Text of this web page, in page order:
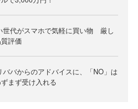
世代がスマホで気軽に買い物 厳し
評価
ババからのアドバイスに、「NO」は
まず受け入れる